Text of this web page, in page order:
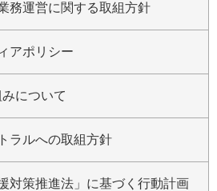
務運営に関する取組方針
アポリシー
について
ラルへの取組方針
対策推進法」に基づく行動計画